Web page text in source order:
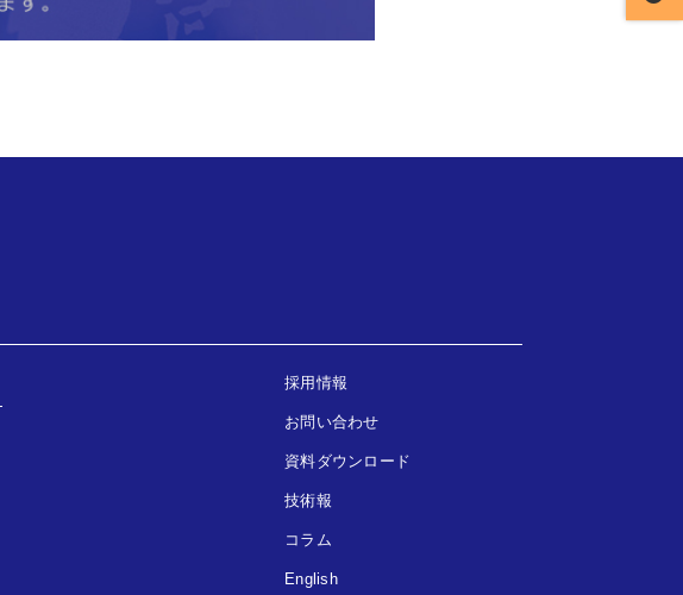
採用情報
お問い合わせ
資料ダウンロード
技術報
コラム
English